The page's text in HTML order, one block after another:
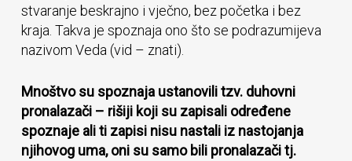
stvaranje beskrajno i vječno, bez početka i bez
kraja. Takva je spoznaja ono što se podrazumijeva
nazivom Veda (vid – znati).
Mnoštvo su spoznaja ustanovili tzv. duhovni
pronalazači – rišiji koji su zapisali određene
spoznaje ali ti zapisi nisu nastali iz nastojanja
njihovog uma, oni su samo bili pronalazači tj.